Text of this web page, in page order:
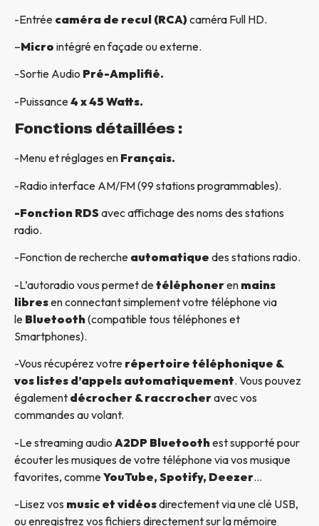
-Entrée caméra de recul (RCA)caméra Full HD.
–Micro intégré en façade ou externe.
-Sortie Audio Pré-Amplifié.
-Puissance4 x 45 Watts.
Fonctions détaillées :
-Menu et réglages en Français.
-Radio interface AM/FM (99 stations programmables).
-Fonction RDSavec affichage des noms des stations
radio.
-Fonction de recherche automatique des stations radio.
-L’autoradio vous permet detéléphoneren mains
libresen connectant simplement votre téléphone via
le Bluetooth(compatible tous téléphones et
Smartphones).
-Vous récupérez votre répertoire téléphonique &
vos listes d’appels automatiquement. Vous pouvez
également décrocher & raccrocheravec vos
commandes au volant.
-Le streaming audio A2DP Bluetoothest supporté pour
écouter les musiques de votre téléphone via vos musique
favorites, commeYouTube, Spotify, Deezer…
-Lisez vos music et vidéosdirectement via une clé USB,
ou enregistrez vos fichiers directement sur la mémoire